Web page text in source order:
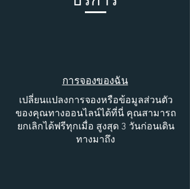
​การจองของฉัน
เปลี่ยนแปลงการจองหรือข้อมูลส่วนตัว
ของคุณทางออนไลน์ได้ที่นี่ คุณสามารถ
ยกเลิกได้ฟรีทุกเมื่อ สูงสุด 3 วันก่อนเดิน
ทางมาถึง